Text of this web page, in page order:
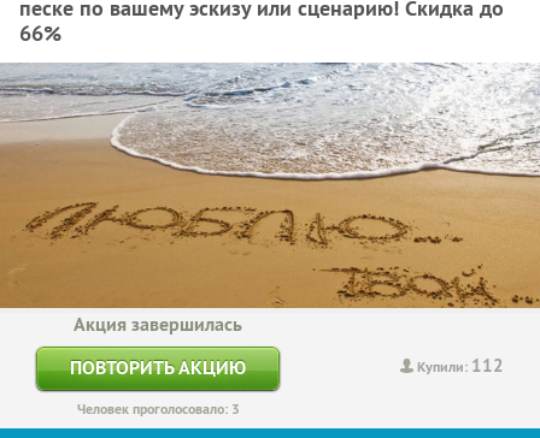
песке по вашему эскизу или сценарию! Скидка до
66%
Купили: 112
Акция завершилась
ПОВТОРИТЬ АКЦИЮ
Человек проголосовало: 3